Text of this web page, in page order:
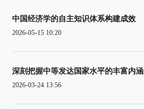
中国经济学的自主知识体系构建成效
2026-05-15 10:20
深刻把握中等发达国家水平的丰富内涵
2026-03-24 13:56